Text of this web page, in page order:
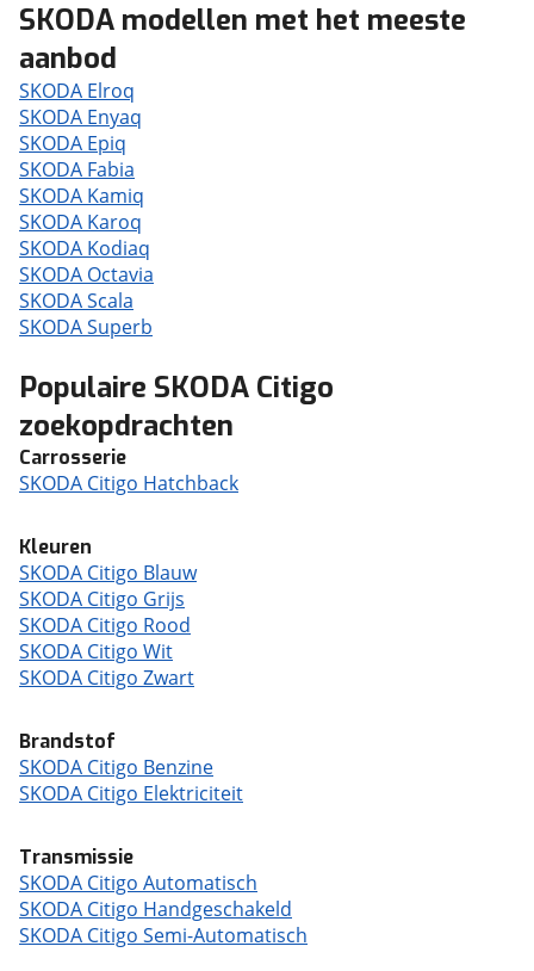
SKODA modellen met het meeste
aanbod
SKODA Elroq
SKODA Enyaq
SKODA Epiq
SKODA Fabia
SKODA Kamiq
SKODA Karoq
SKODA Kodiaq
SKODA Octavia
SKODA Scala
SKODA Superb
Populaire SKODA Citigo
zoekopdrachten
Carrosserie
SKODA Citigo Hatchback
Kleuren
SKODA Citigo Blauw
SKODA Citigo Grijs
SKODA Citigo Rood
SKODA Citigo Wit
SKODA Citigo Zwart
Brandstof
SKODA Citigo Benzine
SKODA Citigo Elektriciteit
Transmissie
SKODA Citigo Automatisch
SKODA Citigo Handgeschakeld
SKODA Citigo Semi-Automatisch